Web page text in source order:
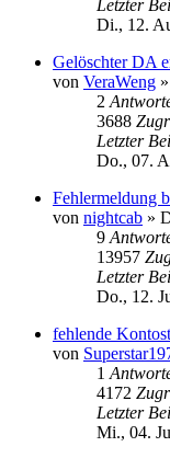
Letzter
Di., 12.
Gelöschter DA
von VeraWeng »
2
3688
Letzter
Do., 07.
Fehlermeldung
von nightcab »
9
13957
Letzter
Do., 12.
fehlende
von
1
4172
Letzter
Mi., 04.